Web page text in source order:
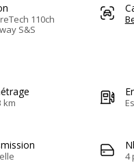
110ch
S&S
km
4